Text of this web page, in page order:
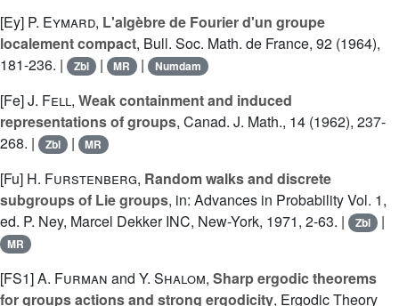
[Ey] P. Eymard, L'algèbre de Fourier d'un groupe
localement compact, Bull. Soc. Math. de France, 92 (1964),
181-236. |
Zbl | MR | Numdam
[Fe]J. Fell, Weak containment and induced
representations of groups, Canad. J. Math., 14 (1962), 237-
268. |
Zbl | MR
[Fu] H. Furstenberg, Random walks and discrete
subgroups of Lie groups, in: Advances in Probability Vol. 1,
ed. P. Ney, Marcel Dekker INC, New-York, 1971, 2-63. |
Zbl |
MR
[FS1]A. Furman and Y. Shalom, Sharp ergodic theorems
for groups actions and strong ergodicity, Ergodic Theory